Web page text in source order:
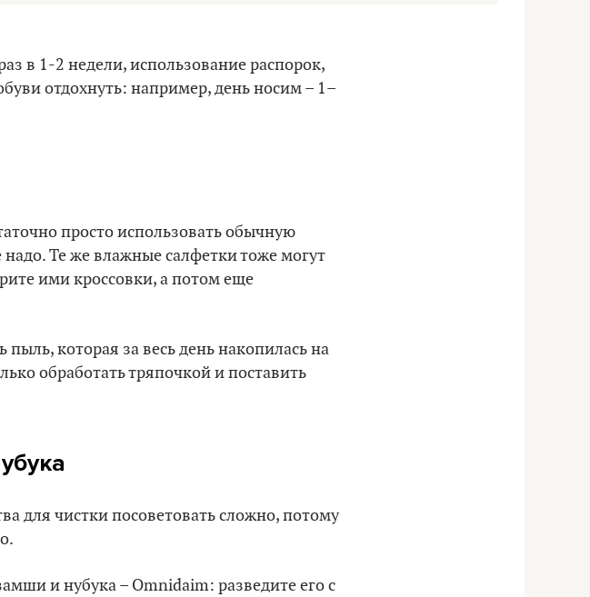
в 1-2 недели, использование распорок,
отдохнуть: например, день носим – 1–
просто использовать обычную
Те же влажные салфетки тоже могут
ими кроссовки, а потом еще
которая за весь день накопилась на
обработать тряпочкой и поставить
для чистки посоветовать сложно, потому
и нубука – Omnidaim: разведите его с